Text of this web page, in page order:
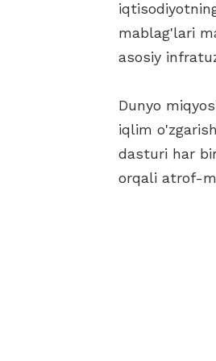
mablag'lari
asosiy
Dunyo
iqlim
dasturi har
orqali atrof-